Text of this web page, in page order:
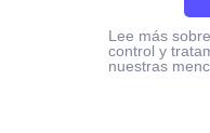
Lee más
control y
nuestras